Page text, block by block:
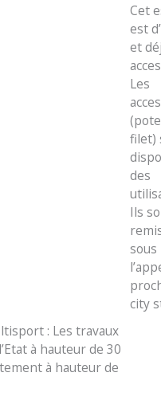
Cet
est
et
Les
filet)
des
Ils
sous
city
: Les travaux
à hauteur de 30
à hauteur de